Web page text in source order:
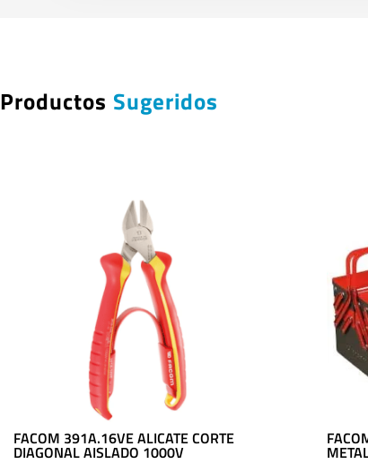
Productos Sugeridos
FACOM 391A.16VE ALICATE CORTE
DIAGONAL AISLADO 1000V